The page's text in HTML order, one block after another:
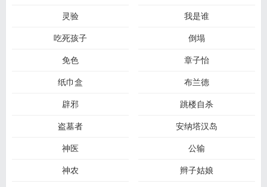
灵验
我是谁
吃死孩子
倒塌
免色
章子怡
纸巾盒
布兰德
辟邪
跳楼自杀
盗墓者
安纳塔汉岛
神医
公输
神农
辫子姑娘